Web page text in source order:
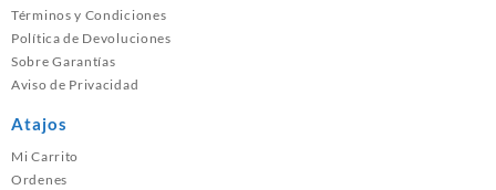
Términos y Condiciones
Política de Devoluciones
Sobre Garantías
Aviso de Privacidad
Atajos
Mi Carrito
Ordenes